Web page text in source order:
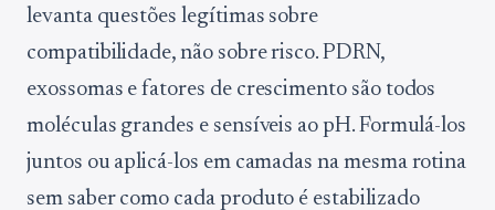
levanta questões legítimas sobre
compatibilidade, não sobre risco. PDRN,
exossomas e fatores de crescimento são todos
moléculas grandes e sensíveis ao pH. Formulá-los
juntos ou aplicá-los em camadas na mesma rotina
sem saber como cada produto é estabilizado